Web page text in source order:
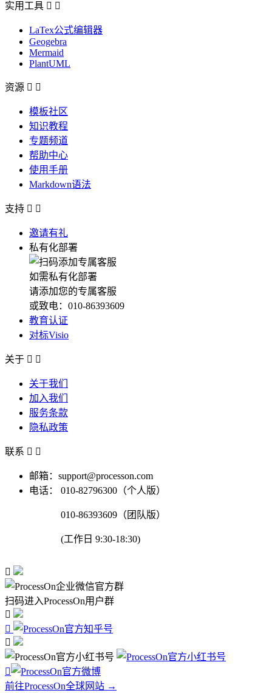
实用工具  
LaTex公式编辑器
Geogebra
Mermaid
PlantUML
资源  
模板社区
知识教程
专题频道
帮助中心
使用手册
Markdown语法
支持  
邀请有礼
私有化部署
如需私有化部署
请添加您的专属客服
或致电：010-86393609
教育认证
对标Visio
关于  
关于我们
加入我们
服务条款
隐私政策
联系  
邮箱：support@processon.com
电话：
010-82796300（个人版）
010-86393609（团队版）
(工作日 9:30-18:30)

扫码进入ProcessOn用户群




前往ProcessOn全球网站 →